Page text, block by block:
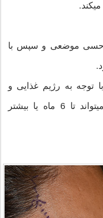
حسی موضعی و سپس با
توجه به رژیم غذایی و
مراقبت های مناسب پوست میتواند تا 6 ماه یا بیشتر